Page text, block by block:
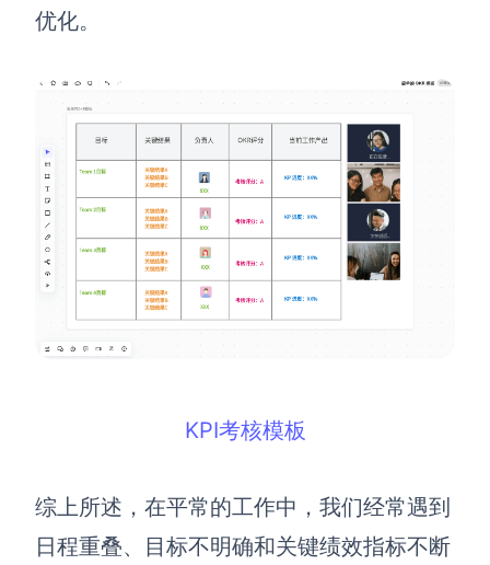
优化。
KPI考核模板
综上所述，在平常的工作中， 我们经常遇到
日程重叠、目标不明确和关键绩效指标不断